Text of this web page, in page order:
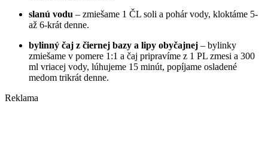
slanú vodu – zmiešame 1 ČL soli a pohár vody, kloktáme 5-
až 6-krát denne.
bylinný čaj z čiernej bazy a lipy obyčajnej – bylinky
zmiešame v pomere 1:1 a čaj pripravíme z 1 PL zmesi a 300
ml vriacej vody, lúhujeme 15 minút, popíjame osladené
medom trikrát denne.
Reklama